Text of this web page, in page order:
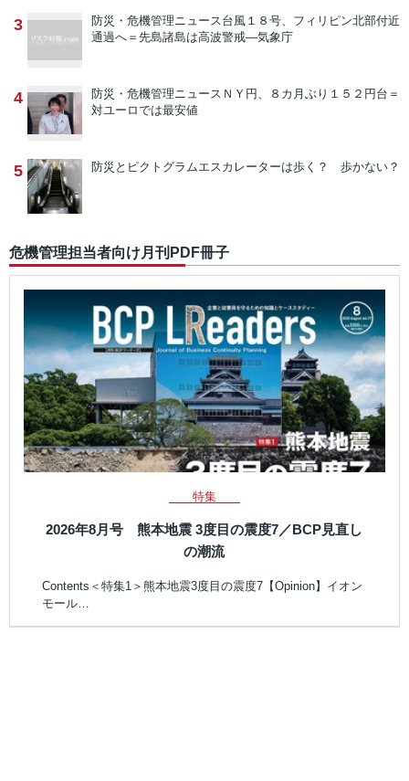
3 防災・危機管理ニュース台風１８号、フィリピン北部付近
通過へ＝先島諸島は高波警戒―気象庁
4 防災・危機管理ニュース ＮＹ円、８カ月ぶり１５２円台＝
対ユーロでは最安値
5 防災とピクトグラムエスカレーターは歩く？ 歩かない？
危機管理担当者向け月刊PDF冊子
特集
2026年8月号 熊本地震 3度目の震度7／BCP見直し
の潮流
Contents＜特集1＞熊本地震3度目の震度7【Opinion】イオン
モール…